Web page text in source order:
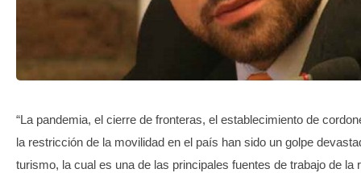
“La pandemia, el cierre de fronteras, el establecimiento de
la restricción de la movilidad en el país han sido un golpe
turismo, la cual es una de las principales fuentes de trabajo de la